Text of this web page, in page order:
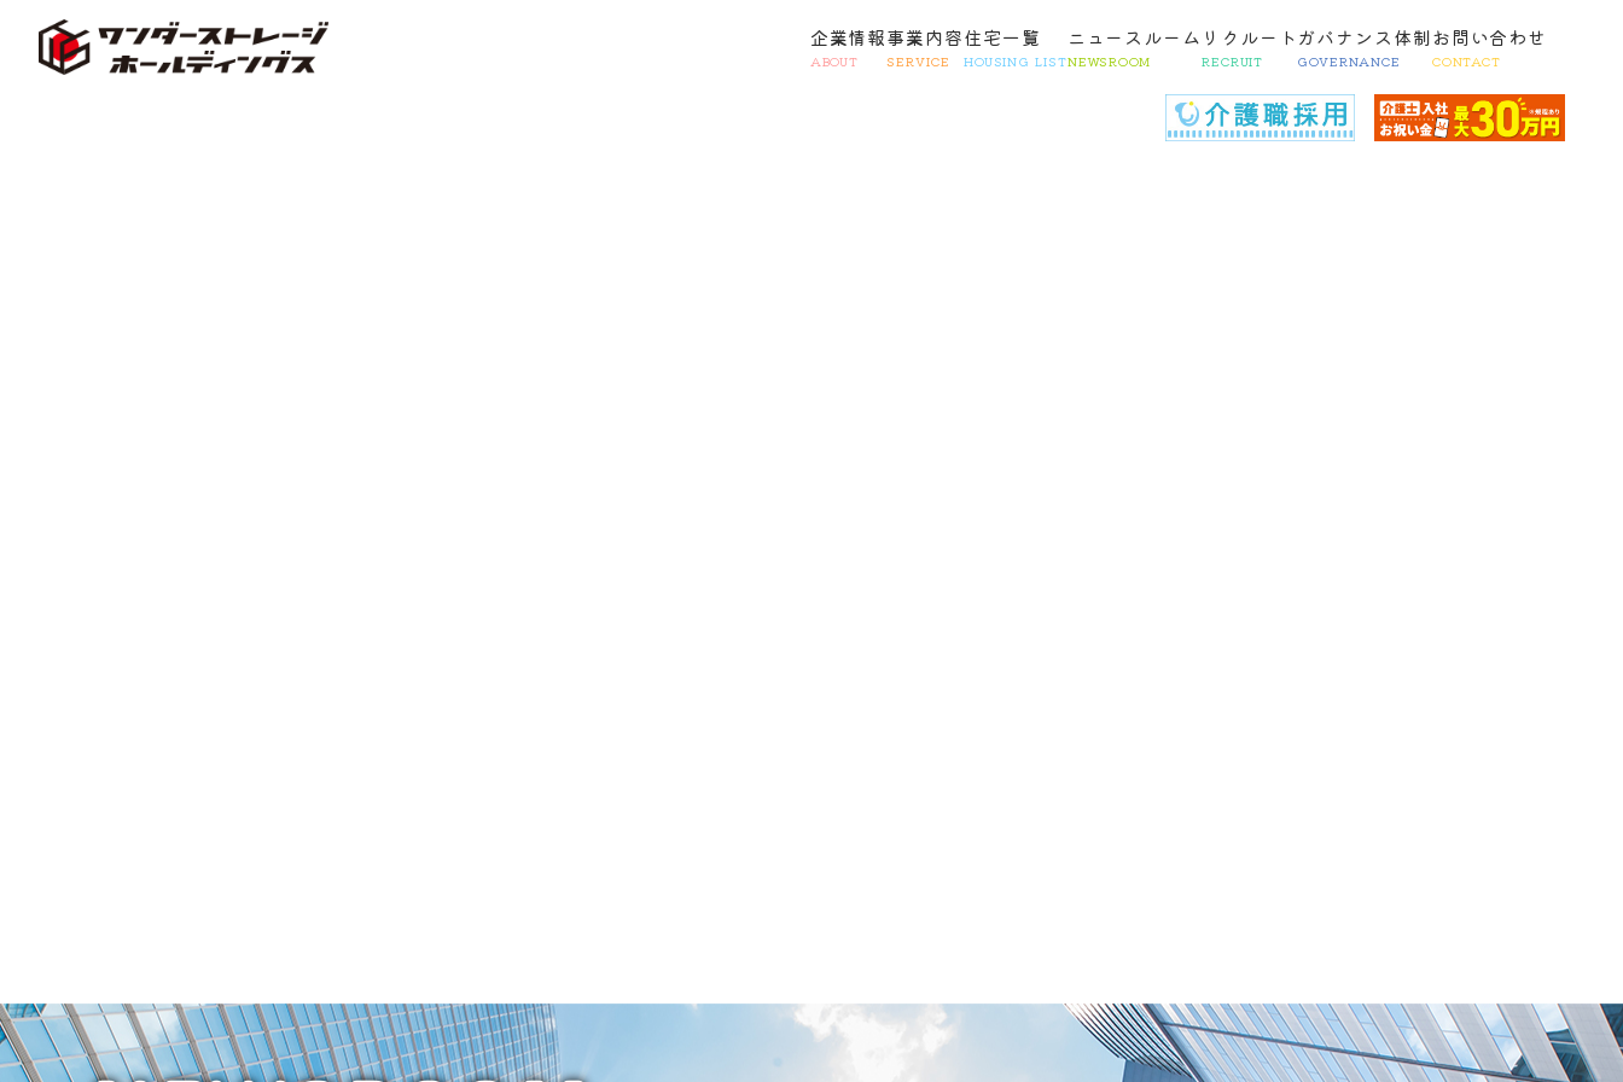
企業情報
ABOUT
事業内容
SERVICE
住宅一覧
HOUSING LIST
ニュースルーム
NEWSROOM
リクルート
RECRUIT
ガバナンス体制
GOVERNANCE
お問い合わせ
CONTACT